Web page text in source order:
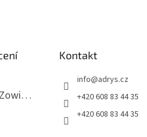
BenQ Zowie RL2755T černý
produktu je 5 z 5 hvězdiček.
Kontakt
info@adrys.cz
+420 608 83 44 35
+420 608 83 44 35